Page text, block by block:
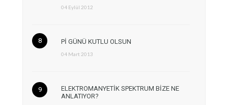
04 Eylül 2012
Pİ GÜNÜ KUTLU OLSUN
04 Mart 2013
ELEKTROMANYETİK SPEKTRUM BİZE NE
ANLATIYOR?